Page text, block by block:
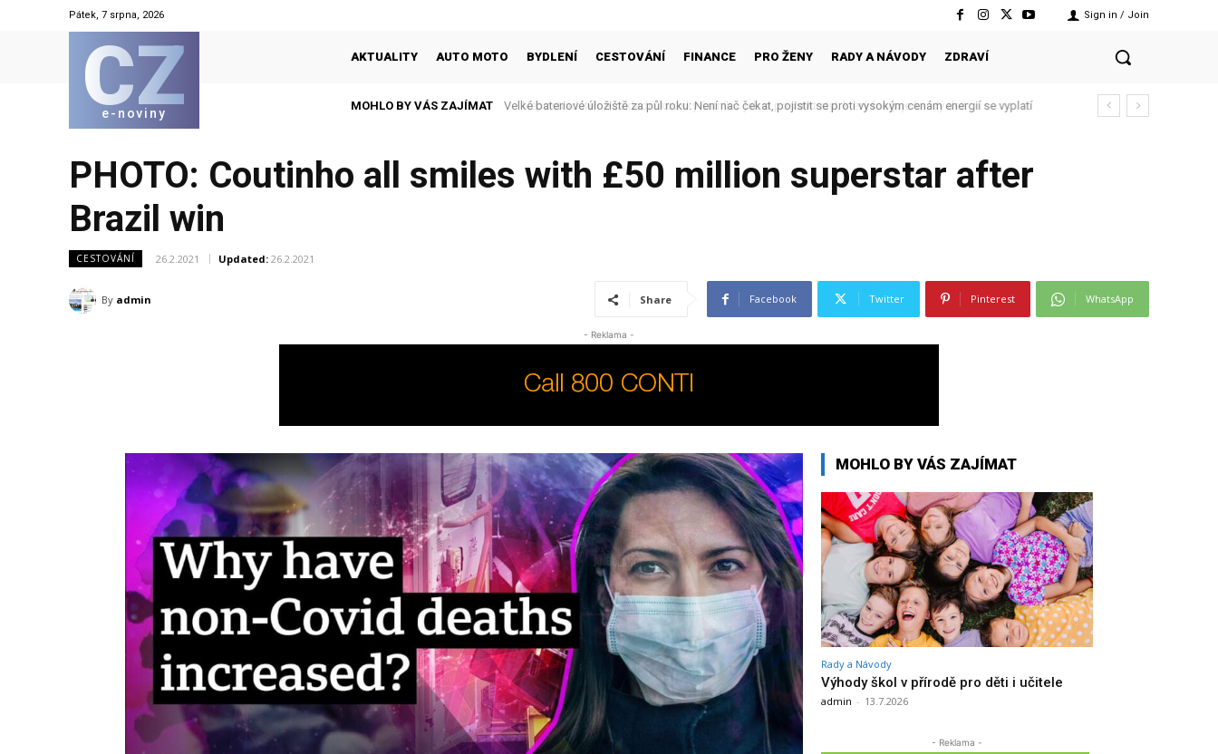
Pátek, 7 srpna, 2026 Sign in / Join
CZ
e-noviny
AKTUALITY AUTO MOTO BYDLENÍ CESTOVÁNÍ FINANCE PRO ŽENY RADY A NÁVODY ZDRAVÍ
MOHLO BY VÁS ZAJÍMAT Nepostradatelné základní kousky šatníku: jak si postavit styl, který funguje každý den
PHOTO: Coutinho all smiles with £50 million superstar after
Brazil win
CESTOVÁNÍ 26.2.2021 Updated: 26.2.2021
By admin Share Facebook Twitter Pinterest WhatsApp
- Reklama -
MOHLO BY VÁS ZAJÍMAT
Rady a Návody
Výhody škol v přírodě pro děti i učitele
admin - 13.7.2026
- Reklama -